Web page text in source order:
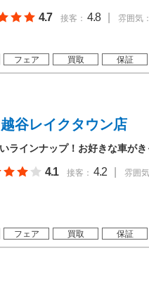
4.7 接客： 4.8 雰囲気：
フェア 買取 保証
谷レイクタウン店
インナップ！お好きな車がき
4.1 接客： 4.2 雰囲気
フェア 買取 保証